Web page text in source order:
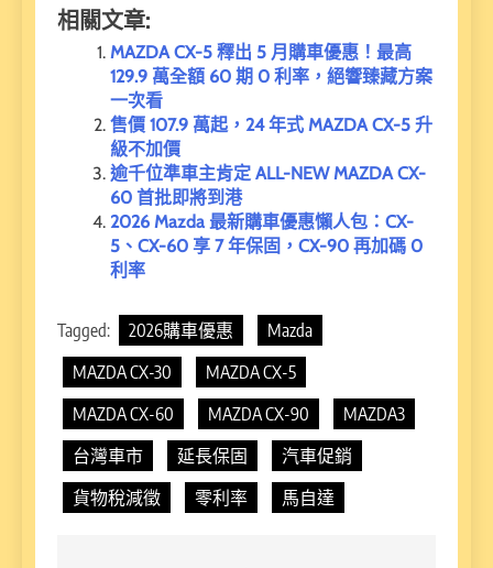
相關文章:
MAZDA CX-5 釋出 5 月購車優惠！最高
129.9 萬全額 60 期 0 利率，絕響臻藏方案
一次看
售價 107.9 萬起，24 年式 MAZDA CX-5 升
級不加價
逾千位準車主肯定 ALL-NEW MAZDA CX-
60 首批即將到港
2026 Mazda 最新購車優惠懶人包：CX-
5、CX-60 享 7 年保固，CX-90 再加碼 0
利率
Tagged: 2026購車優惠
Mazda
MAZDA CX-30
MAZDA CX-5
MAZDA CX-60
MAZDA CX-90
MAZDA3
台灣車市
延長保固
汽車促銷
貨物稅減徵
零利率 馬自達